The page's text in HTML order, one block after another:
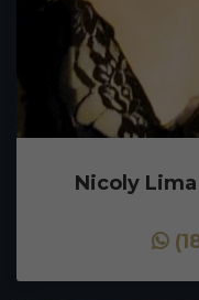
Nicoly Lima